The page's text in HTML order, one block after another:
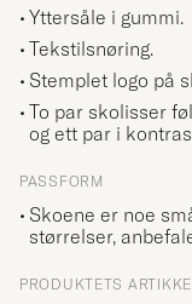
Yttersåle i gummi.
Tekstilsnøring.
Stemplet logo på
To par skolisser
og ett par i
PASSFORM
Skoene er noe
størrelser,
PRODUKTETS